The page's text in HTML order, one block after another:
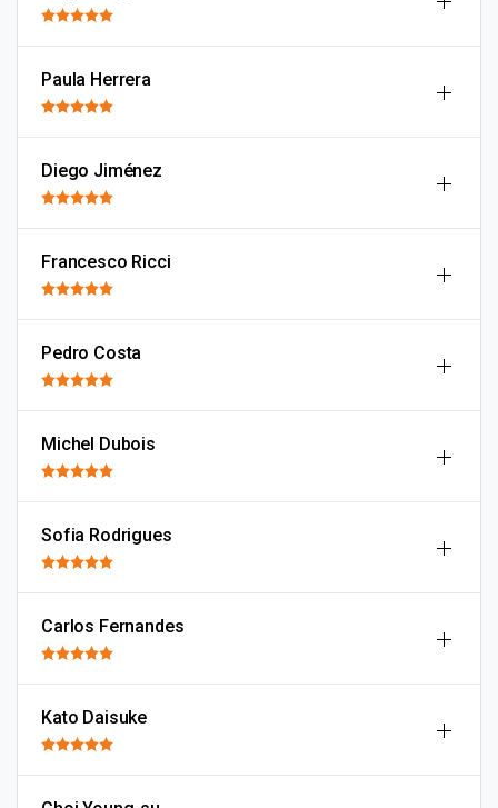
Paula Herrera
Diego Jiménez
Francesco Ricci
Pedro Costa
Michel Dubois
Sofia Rodrigues
Carlos Fernandes
Kato Daisuke